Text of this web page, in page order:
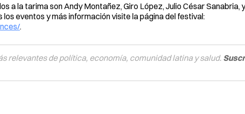
a la tarima son Andy Montañez, Giro López, Julio César Sanabria,
eventos y más información visite la página del festival:
.
relevantes de política, economía, comunidad latina y salud.